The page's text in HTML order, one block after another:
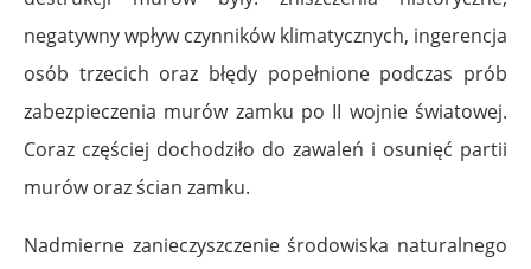
negatywny wpływ czynników klimatycznych, ingerencja
osób trzecich oraz błędy popełnione podczas prób
zabezpieczenia murów zamku po II wojnie światowej.
Coraz częściej dochodziło do zawaleń i osunięć partii
murów oraz ścian zamku.
Nadmierne zanieczyszczenie środowiska naturalnego